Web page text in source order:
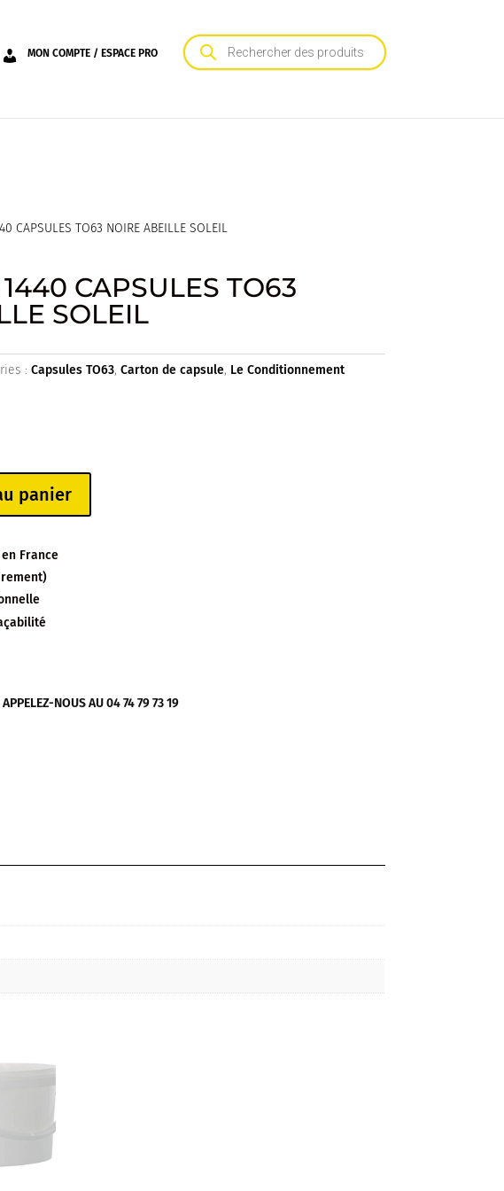
MON COMPTE / ESPACE PRO
Recherche
de
produits
CAPSULES TO63 NOIRE ABEILLE SOLEIL
CAPSULES TO63
SOLEIL
:Capsules TO63,Carton de capsule, Le Conditionnement
panier
France
NOUS AU 04 74 79 73 19